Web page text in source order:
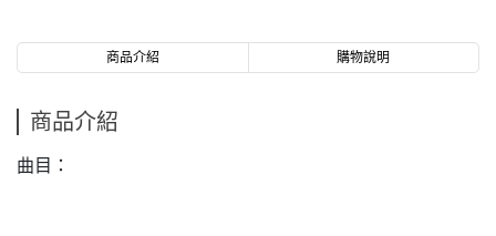
商品介紹 購物說明
商品介紹
曲目：